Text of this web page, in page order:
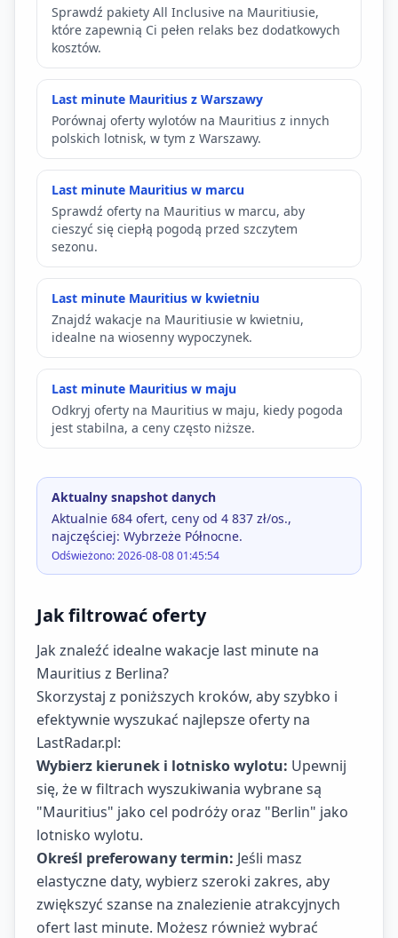
Sprawdź pakiety All Inclusive na Mauritiusie,
które zapewnią Ci pełen relaks bez dodatkowych
kosztów.
Last minute Mauritius z Warszawy
Porównaj oferty wylotów na Mauritius z innych
polskich lotnisk, w tym z Warszawy.
Last minute Mauritius w marcu
Sprawdź oferty na Mauritius w marcu, aby
cieszyć się ciepłą pogodą przed szczytem
sezonu.
Last minute Mauritius w kwietniu
Znajdź wakacje na Mauritiusie w kwietniu,
idealne na wiosenny wypoczynek.
Last minute Mauritius w maju
Odkryj oferty na Mauritius w maju, kiedy pogoda
jest stabilna, a ceny często niższe.
Aktualny snapshot danych
Aktualnie 684 ofert, ceny od 4 837 zł/os.,
najczęściej: Wybrzeże Północne.
Odświeżono: 2026-08-08 01:45:54
Jak filtrować oferty
Jak znaleźć idealne wakacje last minute na
Mauritius z Berlina?
Skorzystaj z poniższych kroków, aby szybko i
efektywnie wyszukać najlepsze oferty na
LastRadar.pl:
Wybierz kierunek i lotnisko wylotu: Upewnij
się, że w filtrach wyszukiwania wybrane są
"Mauritius" jako cel podróży oraz "Berlin" jako
lotnisko wylotu.
Określ preferowany termin: Jeśli masz
elastyczne daty, wybierz szeroki zakres, aby
zwiększyć szanse na znalezienie atrakcyjnych
ofert last minute. Możesz również wybrać